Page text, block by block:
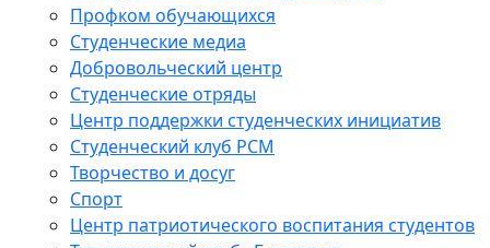
Профком обучающихся
Студенческие медиа
Добровольческий центр
Студенческие отряды
Центр поддержки студенческих инициатив
Студенческий клуб РСМ
Творчество и досуг
Спорт
Центр патриотического воспитания студентов